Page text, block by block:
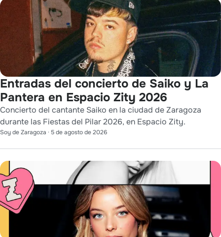
Entradas del concierto de Saiko y La
Pantera en Espacio Zity 2026
Concierto del cantante Saiko en la ciudad de Zaragoza
durante las Fiestas del Pilar 2026, en Espacio Zity.
Soy de Zaragoza · 5 de agosto de 2026